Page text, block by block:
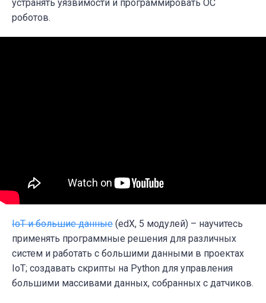
устранять уязвимости и программировать ОС
роботов.
IoT и большие данные (edX, 5 модулей) – научитесь
применять программные решения для различных
систем и работать с большими данными в проектах
IoT; создавать скрипты на Python для управления
большими массивами данных, собранных с датчиков.